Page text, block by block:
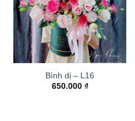
Bình dị – L16
650.000 ₫